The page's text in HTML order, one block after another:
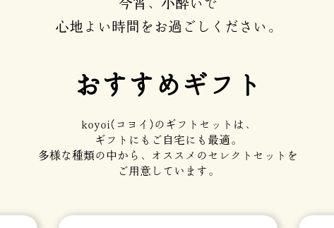
今宵、小酔いで
心地よい時間をお過ごしください。
おすすめギフト
koyoi(コヨイ)のギフトセットは、
ギフトにもご自宅にも最適。
多様な種類の中から、オススメの セレクトセットを
ご用意しています。